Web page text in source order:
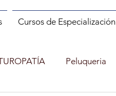
Cursos de Especialización
Peluqueria